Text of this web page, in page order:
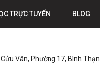
TRỰC TUYẾN BLOG
Vân, Phường 17, Bình